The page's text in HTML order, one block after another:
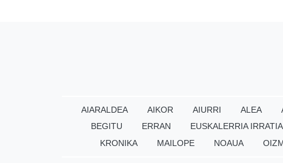
AIARALDEA AIKOR AIURRI ALEA
BEGITU
ERRAN EUSKALERRIA IRRATIA
KRONIKA
MAILOPE NOAUA